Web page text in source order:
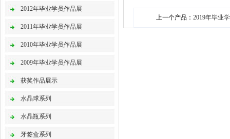
2012年毕业学员作品展
2011年毕业学员作品展
2010年毕业学员作品展
2009年毕业学员作品展
获奖作品展示
水晶球系列
水晶瓶系列
牙签盒系列
上一个产品：2019年毕业